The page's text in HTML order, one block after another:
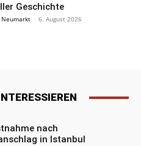
Geschichte
- 6. August 2026
nach
in Istanbul